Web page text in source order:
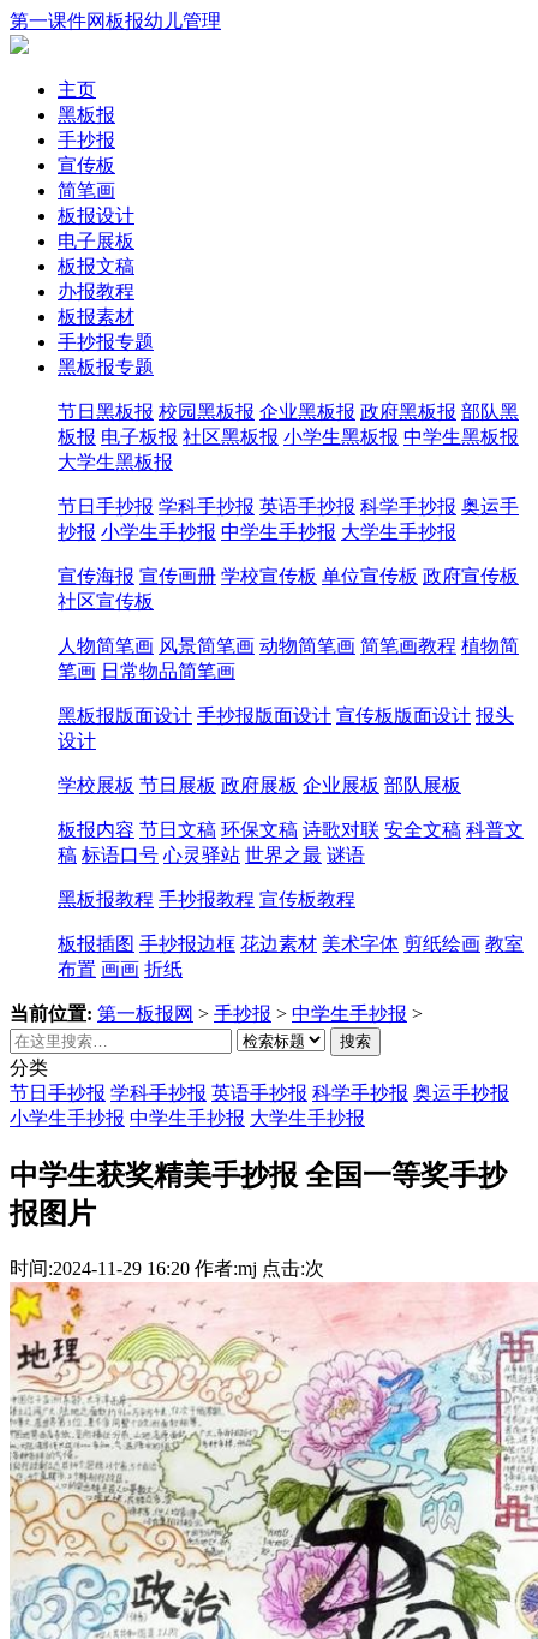
第一课件网板报幼儿管理
主页
黑板报
手抄报
宣传板
简笔画
板报设计
电子展板
板报文稿
办报教程
板报素材
手抄报专题
黑板报专题
节日黑板报 校园黑板报 企业黑板报 政府黑板报 部队黑
板报 电子板报 社区黑板报 小学生黑板报 中学生黑板报
大学生黑板报
节日手抄报 学科手抄报 英语手抄报 科学手抄报 奥运手
抄报 小学生手抄报 中学生手抄报 大学生手抄报
宣传海报 宣传画册 学校宣传板 单位宣传板 政府宣传板
社区宣传板
人物简笔画 风景简笔画 动物简笔画 简笔画教程 植物简
笔画 日常物品简笔画
黑板报版面设计 手抄报版面设计 宣传板版面设计 报头
设计
学校展板 节日展板 政府展板 企业展板 部队展板
板报内容 节日文稿 环保文稿 诗歌对联 安全文稿 科普文
稿 标语口号 心灵驿站 世界之最 谜语
黑板报教程 手抄报教程 宣传板教程
板报插图 手抄报边框 花边素材 美术字体 剪纸绘画 教室
布置 画画 折纸
当前位置: 第一板报网 > 手抄报 > 中学生手抄报 >
搜索
分类
节日手抄报 学科手抄报 英语手抄报 科学手抄报 奥运手抄报
小学生手抄报 中学生手抄报 大学生手抄报
中学生获奖精美手抄报 全国一等奖手抄
报图片
时间:2024-11-29 16:20 作者:mj 点击:次